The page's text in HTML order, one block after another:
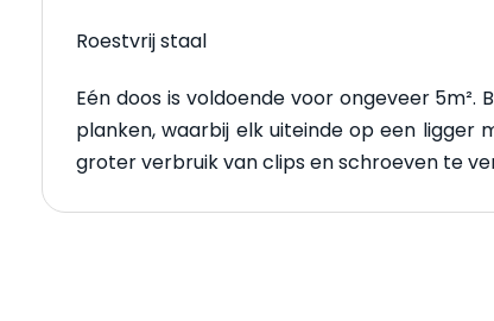
Roestvrij staal
Eén doos is voldoende voor ongeveer 5m².
planken, waarbij elk uiteinde op een ligger
groter verbruik van clips en schroeven te